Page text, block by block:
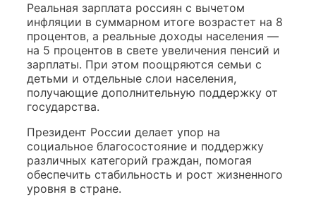
Реальная зарплата россиян с вычетом
инфляции в суммарном итоге возрастет на 8
процентов, а реальные доходы населения —
на 5 процентов в свете увеличения пенсий и
зарплаты. При этом поощряются семьи с
детьми и отдельные слои населения,
получающие дополнительную поддержку от
государства.
Президент России делает упор на
социальное благосостояние и поддержку
различных категорий граждан, помогая
обеспечить стабильность и рост жизненного
уровня в стране.